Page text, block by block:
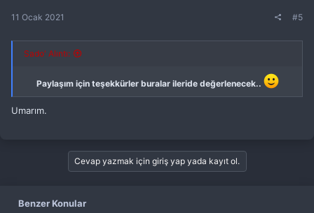
11 Ocak 2021 #5
Sado' Alıntı:
Paylaşım için teşekkürler buralar ileride değerlenecek..
Umarım.
Cevap yazmak için giriş yap yada kayıt ol.
Benzer Konular